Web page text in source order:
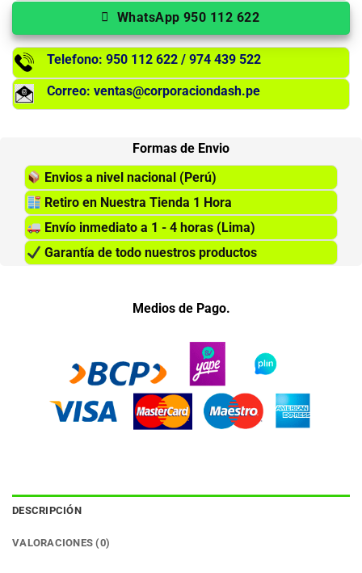
WhatsApp 950 112 622
Telefono: 950 112 622 / 974 439 522
Correo: ventas@corporaciondash.pe
Formas de Envio
Envios a nivel nacional (Perú)
Retiro en Nuestra Tienda 1 Hora
Envío inmediato a 1 - 4 horas (Lima)
Garantía de todo nuestros productos
Medios de Pago.
DESCRIPCIÓN
VALORACIONES (0)